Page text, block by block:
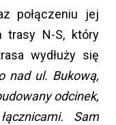
połączeniu jej
trasy N-S, który
wydłuży się
nad ul. Bukową,
odcinek,
Sam